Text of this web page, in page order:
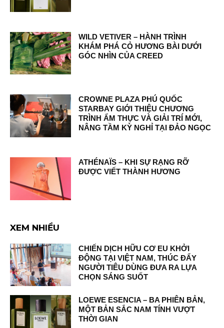
WILD VETIVER – HÀNH TRÌNH
KHÁM PHÁ CỎ HƯƠNG BÀI DƯỚI
GÓC NHÌN CỦA CREED
CROWNE PLAZA PHÚ QUỐC
STARBAY GIỚI THIỆU CHƯƠNG
TRÌNH ẨM THỰC VÀ GIẢI TRÍ MỚI,
NÂNG TẦM KỲ NGHỈ TẠI ĐẢO NGỌC
ATHÉNAÏS – KHI SỰ RẠNG RỠ
ĐƯỢC VIẾT THÀNH HƯƠNG
XEM NHIỀU
CHIẾN DỊCH HỮU CƠ EU KHỞI
ĐỘNG TẠI VIỆT NAM, THÚC ĐẨY
NGƯỜI TIÊU DÙNG ĐƯA RA LỰA
CHỌN SÁNG SUỐT
LOEWE ESENCIA – BA PHIÊN BẢN,
MỘT BẢN SẮC NAM TÍNH VƯỢT
THỜI GIAN